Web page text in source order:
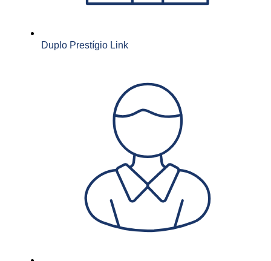
Duplo Prestígio Link